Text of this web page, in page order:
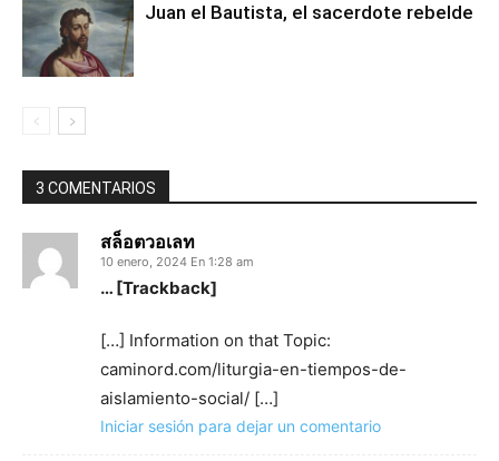
Juan el Bautista, el sacerdote rebelde
3 COMENTARIOS
สล็อตวอเลท
10 enero, 2024 En 1:28 am
… [Trackback]
[…] Information on that Topic:
caminord.com/liturgia-en-tiempos-de-
aislamiento-social/ […]
Iniciar sesión para dejar un comentario